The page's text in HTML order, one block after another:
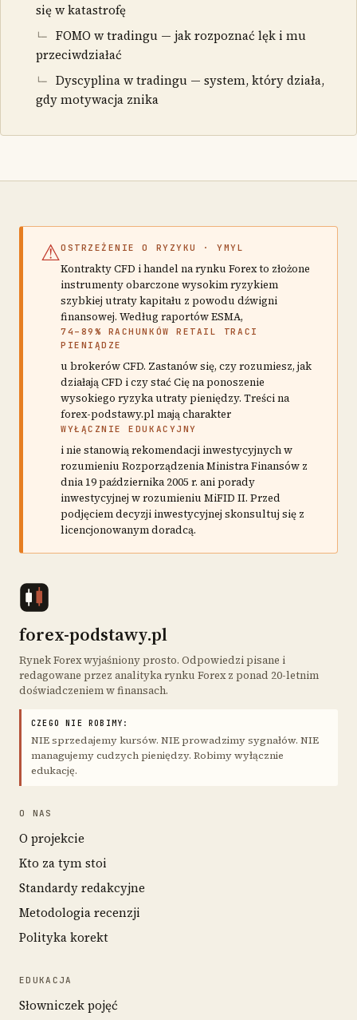
się w katastrofę
FOMO w tradingu — jak rozpoznać lęk i mu
przeciwdziałać
Dyscyplina w tradingu — system, który działa,
gdy motywacja znika
⚠OSTRZEŻENIE O RYZYKU · YMYL
Kontrakty CFD i handel na rynku Forex to złożone
instrumenty obarczone wysokim ryzykiem
szybkiej utraty kapitału z powodu dźwigni
finansowej. Według raportów ESMA,
74–89% RACHUNKÓW RETAIL TRACI
PIENIĄDZE
u brokerów CFD. Zastanów się, czy rozumiesz, jak
działają CFD i czy stać Cię na ponoszenie
wysokiego ryzyka utraty pieniędzy. Treści na
forex-podstawy.pl mają charakter
WYŁĄCZNIE EDUKACYJNY
i nie stanowią rekomendacji inwestycyjnych w
rozumieniu Rozporządzenia Ministra Finansów z
dnia 19 października 2005 r. ani porady
inwestycyjnej w rozumieniu MiFID II. Przed
podjęciem decyzji inwestycyjnej skonsultuj się z
licencjonowanym doradcą.
forex-podstawy.pl
Rynek Forex wyjaśniony prosto. Odpowiedzi pisane i
redagowane przez analityka rynku Forex z ponad 20-letnim
doświadczeniem w finansach.
CZEGO NIE ROBIMY:
NIE sprzedajemy kursów. NIE prowadzimy sygnałów. NIE
managujemy cudzych pieniędzy. Robimy wyłącznie
edukację.
O NAS
O projekcie
Kto za tym stoi
Standardy redakcyjne
Metodologia recenzji
Polityka korekt
EDUKACJA
Słowniczek pojęć